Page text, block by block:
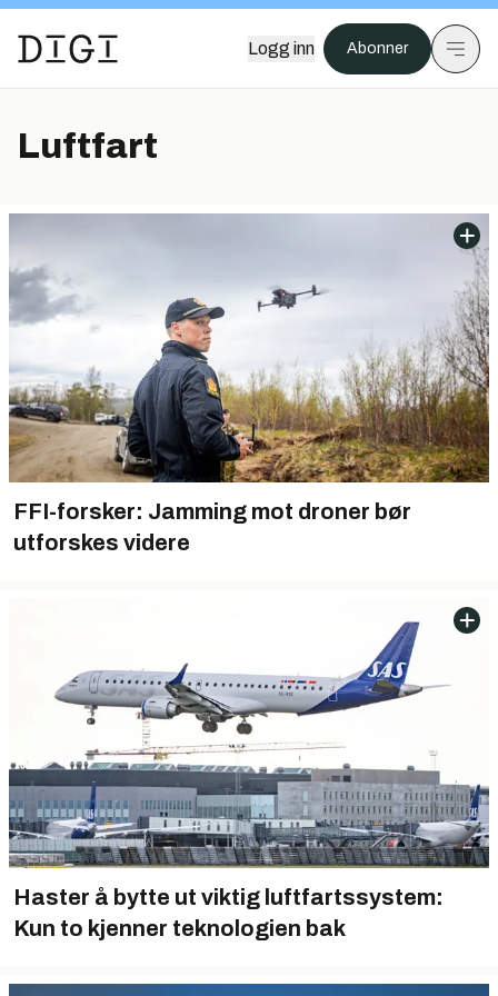
Logg inn Abonner
Luftfart
FFI-forsker: Jamming mot droner bør
utforskes videre
Haster å bytte ut viktig luftfartssystem:
Kun to kjenner teknologien bak